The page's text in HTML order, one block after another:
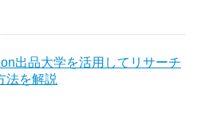
出品大学を活用してリサーチ
法を解説